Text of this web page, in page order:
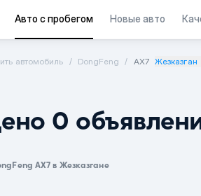
Авто с пробегом Новые авто
автомобиль DongFeng AX7 Жезказган
0
AX7 в Жезказгане